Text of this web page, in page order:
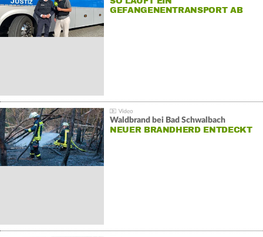
GEFANGENENTRANSPORT AB
Waldbrand bei Bad Schwalbach
NEUER BRANDHERD ENTDECKT